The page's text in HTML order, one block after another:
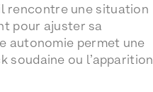
rencontre une situation
pour ajuster sa
autonomie permet une
soudaine ou l’apparition